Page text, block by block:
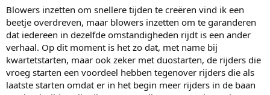
Blowers inzetten om snellere tijden te creëren vind ik een
beetje overdreven, maar blowers inzetten om te garanderen
dat iedereen in dezelfde omstandigheden rijdt is een ander
verhaal. Op dit moment is het zo dat, met name bij
kwartetstarten, maar ook zeker met duostarten, de rijders die
vroeg starten een voordeel hebben tegenover rijders die als
laatste starten omdat er in het begin meer rijders in de baan